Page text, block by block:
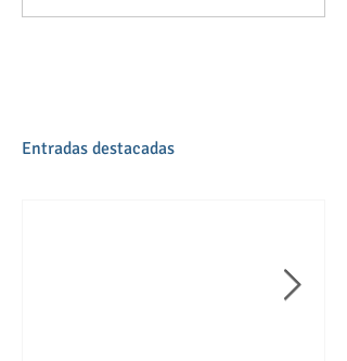
Entradas destacadas